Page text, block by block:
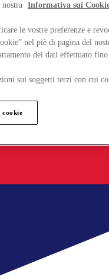
nostra Informativa sui
le vostre preferenze e
nel piè di pagina del
dei dati effettuato
sui soggetti terzi con cui
cookie